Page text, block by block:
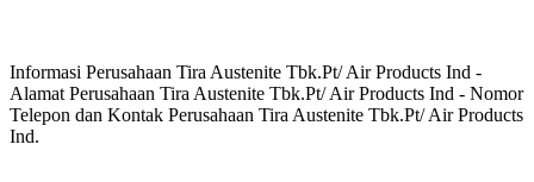
Informasi Perusahaan Tira Austenite Tbk.Pt/ Air Products Ind -
Alamat Perusahaan Tira Austenite Tbk.Pt/ Air Products Ind - Nomor
Telepon dan Kontak Perusahaan Tira Austenite Tbk.Pt/ Air Products
Ind.